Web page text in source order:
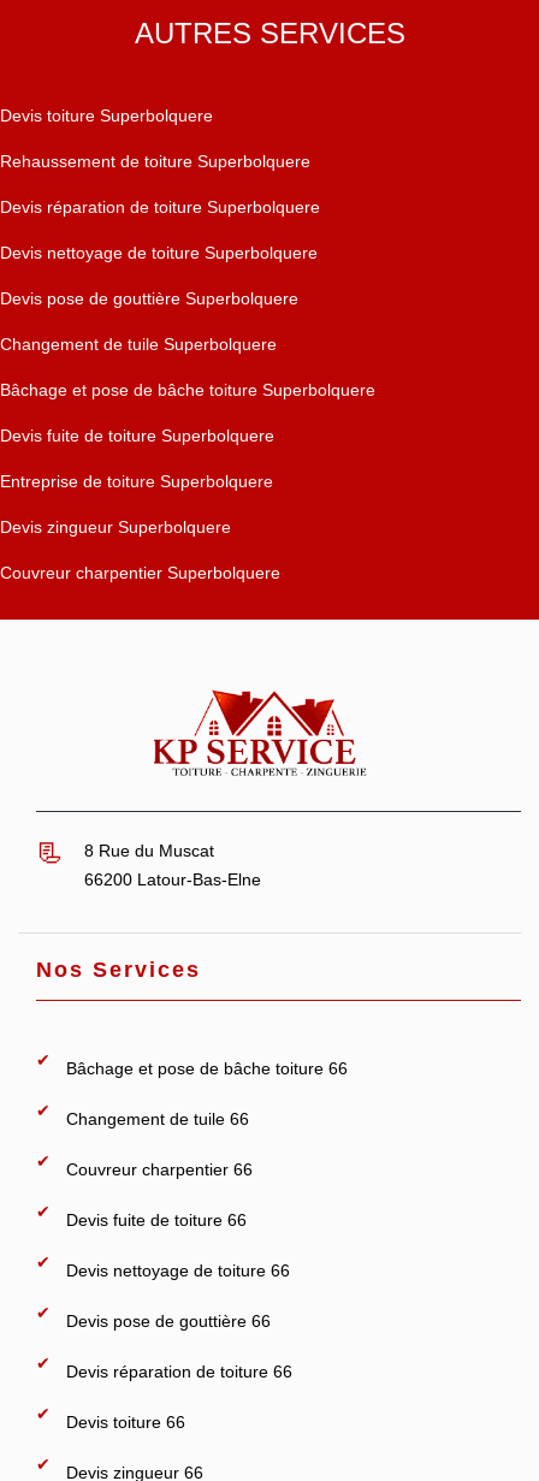
AUTRES SERVICES
Devis toiture Superbolquere
Rehaussement de toiture Superbolquere
Devis réparation de toiture Superbolquere
Devis nettoyage de toiture Superbolquere
Devis pose de gouttière Superbolquere
Changement de tuile Superbolquere
Bâchage et pose de bâche toiture Superbolquere
Devis fuite de toiture Superbolquere
Entreprise de toiture Superbolquere
Devis zingueur Superbolquere
Couvreur charpentier Superbolquere
8 Rue du Muscat
66200 Latour-Bas-Elne
Nos Services
Bâchage et pose de bâche toiture 66
Changement de tuile 66
Couvreur charpentier 66
Devis fuite de toiture 66
Devis nettoyage de toiture 66
Devis pose de gouttière 66
Devis réparation de toiture 66
Devis toiture 66
Devis zingueur 66